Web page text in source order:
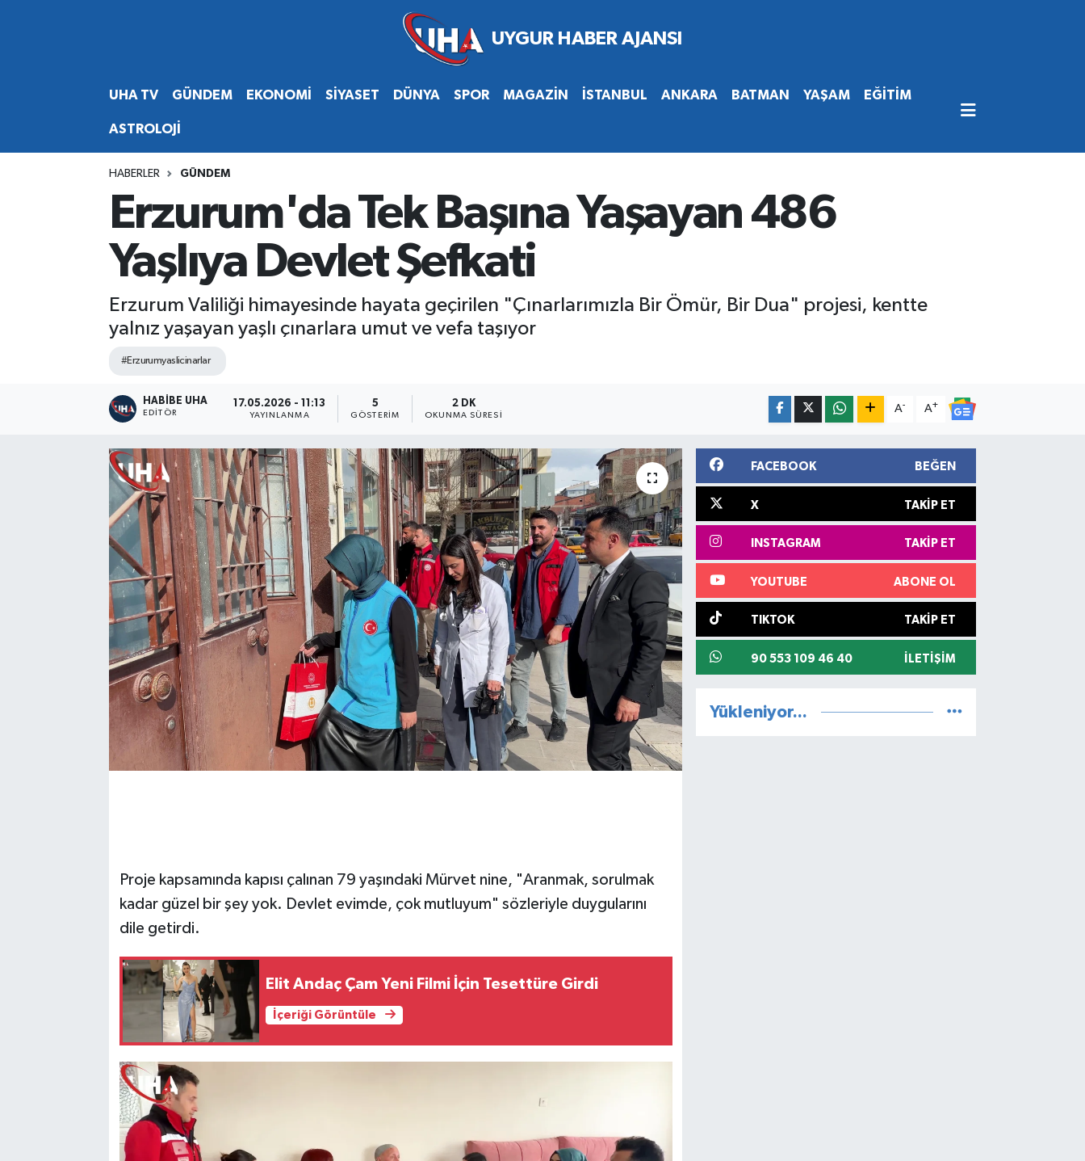
UHA TV GÜNDEM EKONOMİ SİYASET DÜNYA SPOR MAGAZİN İSTANBUL ANKARA BATMAN YAŞAM EĞİTİM
ASTROLOJİ
HABERLER GÜNDEM
Erzurum'da Tek Başına Yaşayan 486
Yaşlıya Devlet Şefkati
Erzurum Valiliği himayesinde hayata geçirilen "Çınarlarımızla Bir Ömür, Bir Dua" projesi, kentte
yalnız yaşayan yaşlı çınarlara umut ve vefa taşıyor
#Erzurumyaslicinarlar
HABİBE UHA
EDITÖR
17.05.2026 - 11:13
YAYINLANMA
5
GÖSTERIM
2 DK
OKUNMA SÜRESI
A- A+
Proje kapsamında kapısı çalınan 79 yaşındaki Mürvet nine, "Aranmak, sorulmak
kadar güzel bir şey yok. Devlet evimde, çok mutluyum" sözleriyle duygularını
dile getirdi.
Elit Andaç Çam Yeni Filmi İçin Tesettüre Girdi
İçeriği Görüntüle
FACEBOOK BEĞEN
X TAKIP ET
INSTAGRAM TAKIP ET
YOUTUBE ABONE OL
TIKTOK TAKIP ET
90 553 109 46 40 İLETIŞIM
Yükleniyor...
Hava Durumu
Süper Lig Puan Durumu ve Fikstür
Tüm Manşetler
Son Dakika Haberleri